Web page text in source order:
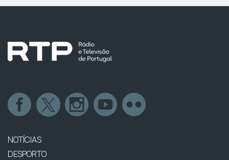
NOTÍCIAS
DESPORTO